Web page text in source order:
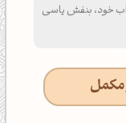
خود، بنفش یاسی
مکمل